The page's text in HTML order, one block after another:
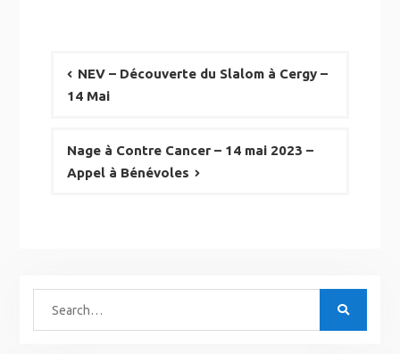
NEV – Découverte du Slalom à Cergy –
14 Mai
Nage à Contre Cancer – 14 mai 2023 –
Appel à Bénévoles